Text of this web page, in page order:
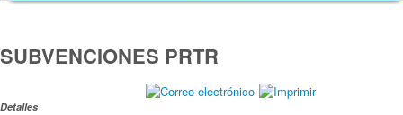
SUBVENCIONES PRTR
Detalles